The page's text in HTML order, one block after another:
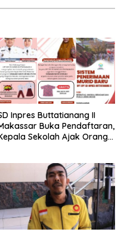
Inpres Buttatianang II
Buka Pendaftaran,
Sekolah Ajak Orang